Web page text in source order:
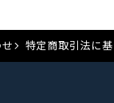
特定商取引法に